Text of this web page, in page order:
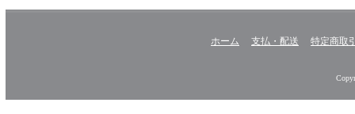
ホーム 支払・配送 特定商取